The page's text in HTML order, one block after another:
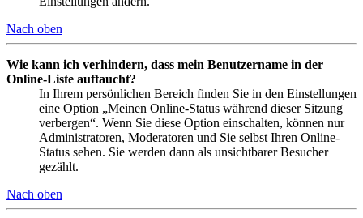
Nach oben
Wie kann ich verhindern, dass mein Benutzername in der
Online-Liste auftaucht?
In Ihrem persönlichen Bereich finden Sie in den Einstellungen
eine Option „Meinen Online-Status während dieser Sitzung
verbergen“. Wenn Sie diese Option einschalten, können nur
Administratoren, Moderatoren und Sie selbst Ihren Online-
Status sehen. Sie werden dann als unsichtbarer Besucher
gezählt.
Nach oben